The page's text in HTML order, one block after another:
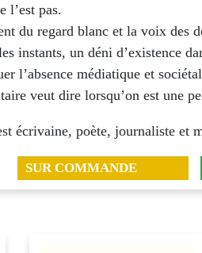
l’est pas.
du regard blanc et la voix des
instants, un déni d’existence
l’absence médiatique et
veut dire lorsqu’on est une
écrivaine, poète, journaliste et
SUR COMMANDE